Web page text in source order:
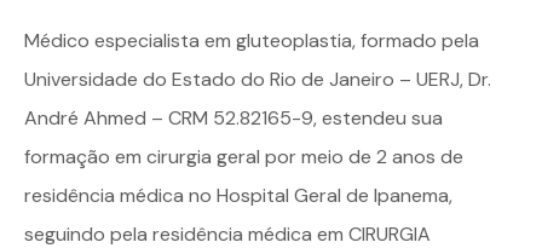
Médico especialista em gluteoplastia, formado pela
Universidade do Estado do Rio de Janeiro – UERJ, Dr.
André Ahmed – CRM 52.82165-9, estendeu sua
formação em cirurgia geral por meio de 2 anos de
residência médica no Hospital Geral de Ipanema,
seguindo pela residência médica em CIRURGIA